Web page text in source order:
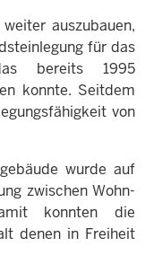
auszubauen,
für das
bereits 1995
konnte. Seitdem
von
wurde auf
zwischen Wohn-
konnten die
denen in Freiheit